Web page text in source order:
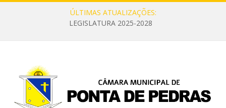
ÚLTIMAS ATUALIZAÇÕES:
LEGISLATURA 2025-2028